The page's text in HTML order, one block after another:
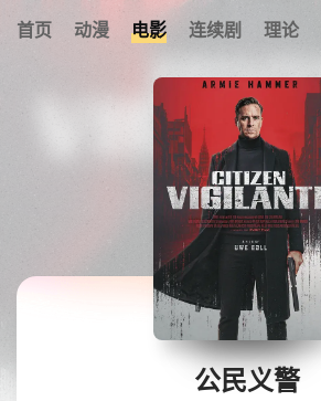
首页 动漫 电影 连续剧 理论
公民义警